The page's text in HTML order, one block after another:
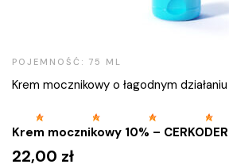
Krem mocznikowy 10% –
POJEMNOŚĆ: 75 ML
Krem mocznikowy o łagodnym
22,00 zł